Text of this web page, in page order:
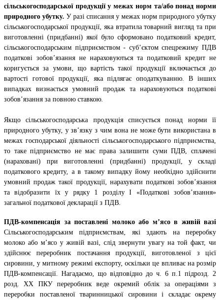
сільськогосподарської продукції у межах норм та/або понад норми
природного убутку. У разі списання у межах норм природного убутку
сільськогосподарської продукції, яка втратила товарний вигляд та при
виготовленні (придбанні) якої було сформовано податковий кредит,
сільськогосподарським підприємством - суб’єктом спецрежиму ПДВ
податкові зобов’язання не нараховуються та податковий кредит не
коригується за умови, що вартість такої продукції включається до
вартості готової продукції, яка підлягає оподаткуванню. В інших
випадках визнається умовний продаж та нараховуються податкові
зобов’язання за повною ставкою.
Якщо сільськогосподарська продукція списується понад норми її
природного убутку, у зв’язку з чим вона не може бути використана в
межах господарської діяльності сільськогосподарського підприємства,
то таке підприємство не має права залишити суми ПДВ, сплачені
(нараховані) при виготовленні (придбанні) продукції, у складі
податкового кредиту, а в такому випадку йому необхідно здійснити
умовний продаж такої продукції, нарахувати податкові зобов’язання
та відобразити їх у рядку 1 розділу І «Податкові зобов’язання»
загальної податкової декларації з ПДВ.
ПДВ-компенсація за поставлені молоко або м’ясо в живій вазі
Сільськогосподарським підприємствам, які здають на переробку
молоко або м’ясо у живій вазі, слід звернути увагу на той факт, чи
здійснює переробник постачання продукції, виготовленої з цієї
сировини, у митному режимі експорту, оскільки це впливає на розмір
ПДВ-компенсації. Нагадаємо, що відповідно до ч. 6 п.1 підрозд. 2
розд. ХХ ПКУ переробник веде окремий облік за операціями з
переробки поставленої тваринницької сировини і складає окрему